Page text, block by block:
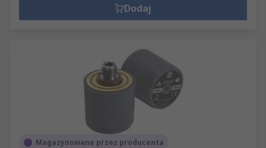
Dodaj
Magazynowane przez producenta